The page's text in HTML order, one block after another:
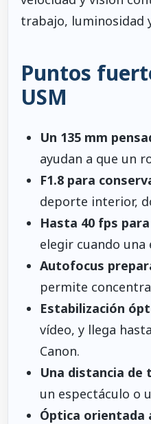
trabajo, luminosidad
Puntos
USM
Un 135 mm
ayudan a que un
F1.8 para
deporte interior,
Hasta 40 fps
elegir cuando
Autofocus
permite
Estabilización
vídeo, y llega
Canon.
Una distancia
un espectáculo o
Óptica